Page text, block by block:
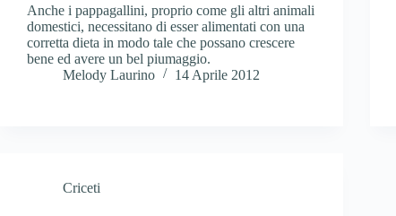
Anche i pappagallini, proprio come gli altri animali
domestici, necessitano di esser alimentati con una
corretta dieta in modo tale che possano crescere
bene ed avere un bel piumaggio.
Melody Laurino
14 Aprile 2012
Criceti